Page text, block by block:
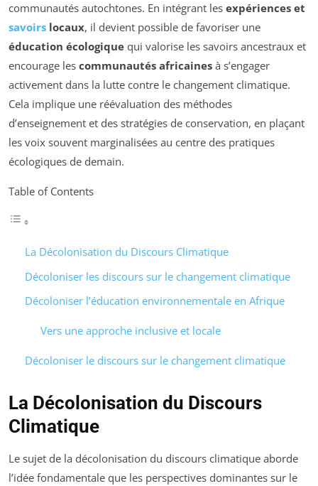
communautés autochtones. En intégrant les expériences et
savoirs locaux, il devient possible de favoriser une
éducation écologique qui valorise les savoirs ancestraux et
encourage les communautés africaines à s’engager
activement dans la lutte contre le changement climatique.
Cela implique une réévaluation des méthodes
d’enseignement et des stratégies de conservation, en plaçant
les voix souvent marginalisées au centre des pratiques
écologiques de demain.
Table of Contents
La Décolonisation du Discours Climatique
Décoloniser les discours sur le changement climatique
Décoloniser l’éducation environnementale en Afrique
Vers une approche inclusive et locale
Décoloniser le discours sur le changement climatique
La Décolonisation du Discours
Climatique
Le sujet de la décolonisation du discours climatique aborde
l’idée fondamentale que les perspectives dominantes sur le